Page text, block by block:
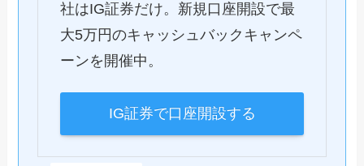
社はIG証券だけ。新規口座開設で最
大5万円のキャッシュバックキャンペ
ーンを開催中。
IG証券で口座開設する